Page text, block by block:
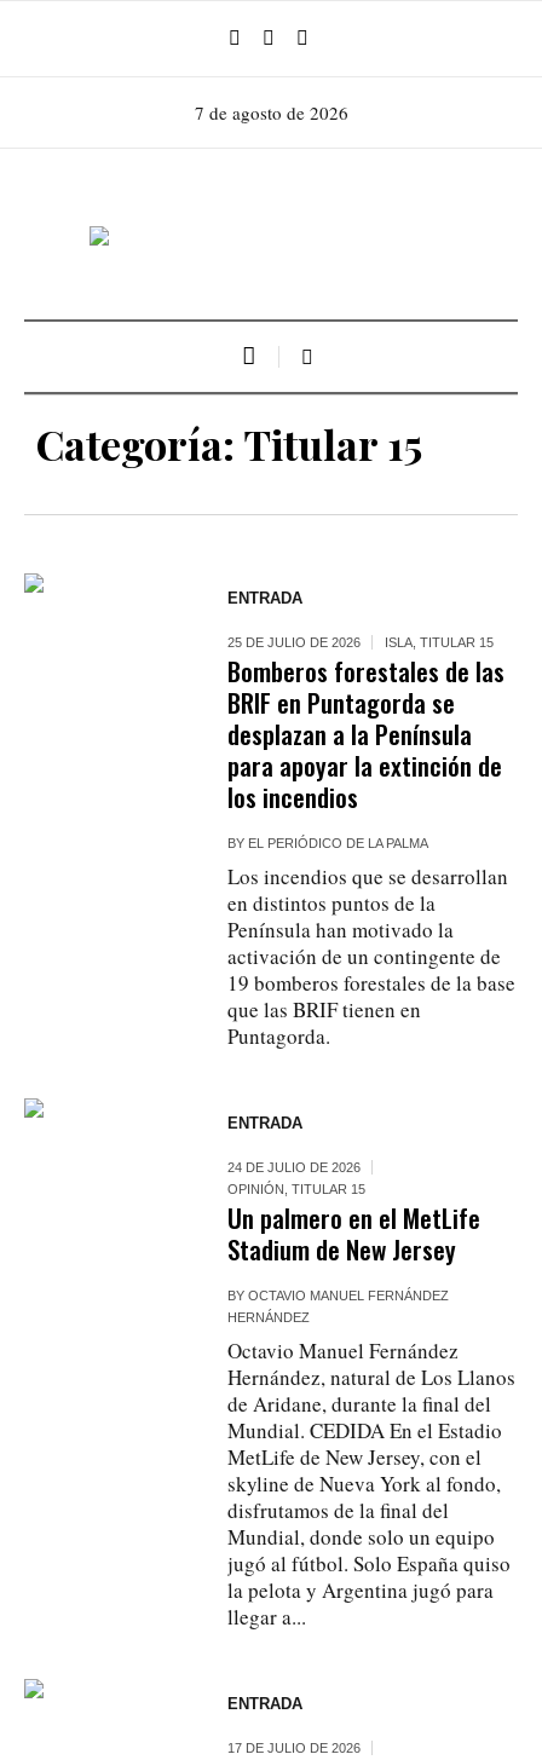
7 de agosto de 2026
Categoría: Titular 15
ENTRADA
25 DE JULIO DE 2026 ISLA ,TITULAR 15
Bomberos forestales de las
BRIF en Puntagorda se
desplazan a la Península
para apoyar la extinción de
los incendios
BY EL PERIÓDICO DE LA PALMA
Los incendios que se desarrollan
en distintos puntos de la
Península han motivado la
activación de un contingente de
19 bomberos forestales de la base
que las BRIF tienen en
Puntagorda.
ENTRADA
24 DE JULIO DE 2026
OPINIÓN ,TITULAR 15
Un palmero en el MetLife
Stadium de New Jersey
BYOCTAVIO MANUEL FERNÁNDEZ
HERNÁNDEZ
Octavio Manuel Fernández
Hernández, natural de Los Llanos
de Aridane, durante la final del
Mundial. CEDIDA En el Estadio
MetLife de New Jersey, con el
skyline de Nueva York al fondo,
disfrutamos de la final del
Mundial, donde solo un equipo
jugó al fútbol. Solo España quiso
la pelota y Argentina jugó para
llegar a...
ENTRADA
17 DE JULIO DE 2026